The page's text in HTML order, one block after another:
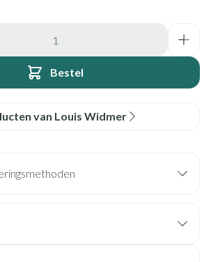
Bestel
van Louis Widmer